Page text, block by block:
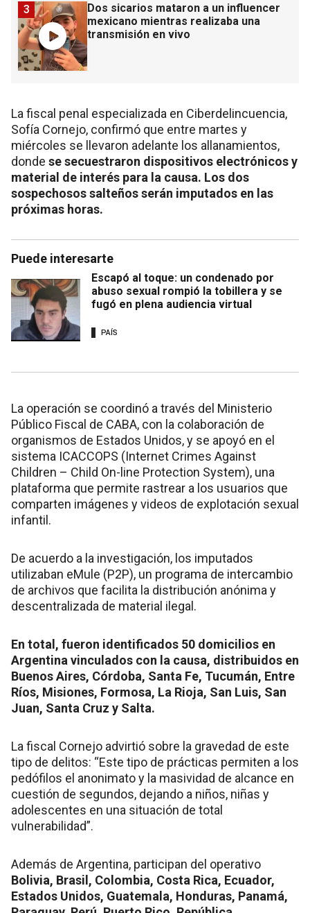
Dos sicarios mataron a un influencer
mexicano mientras realizaba una
transmisión en vivo
3
La fiscal penal especializada en Ciberdelincuencia,
Sofía Cornejo, confirmó que entre martes y
miércoles se llevaron adelante los allanamientos,
donde se secuestraron dispositivos electrónicos y
material de interés para la causa. Los dos
sospechosos salteños serán imputados en las
próximas horas.
Puede interesarte
Escapó al toque: un condenado por
abuso sexual rompió la tobillera y se
fugó en plena audiencia virtual
PAÍS
La operación se coordinó a través del Ministerio
Público Fiscal de CABA, con la colaboración de
organismos de Estados Unidos, y se apoyó en el
sistema ICACCOPS (Internet Crimes Against
Children – Child On-line Protection System), una
plataforma que permite rastrear a los usuarios que
comparten imágenes y videos de explotación sexual
infantil.
De acuerdo a la investigación, los imputados
utilizaban eMule (P2P), un programa de intercambio
de archivos que facilita la distribución anónima y
descentralizada de material ilegal.
En total, fueron identificados 50 domicilios en
Argentina vinculados con la causa, distribuidos en
Buenos Aires, Córdoba, Santa Fe, Tucumán, Entre
Ríos, Misiones, Formosa, La Rioja, San Luis, San
Juan, Santa Cruz y Salta.
La fiscal Cornejo advirtió sobre la gravedad de este
tipo de delitos: “Este tipo de prácticas permiten a los
pedófilos el anonimato y la masividad de alcance en
cuestión de segundos, dejando a niños, niñas y
adolescentes en una situación de total
vulnerabilidad”.
Además de Argentina, participan del operativo
Bolivia, Brasil, Colombia, Costa Rica, Ecuador,
Estados Unidos, Guatemala, Honduras, Panamá,